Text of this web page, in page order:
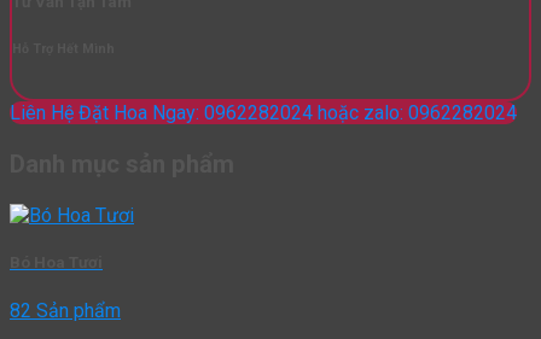
Liên Hệ Đặt Hoa Ngay: 0962282024 hoặc zalo: 0962282024
82 Sản phẩm